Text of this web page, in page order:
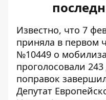
Известно, что 7
приняла в первом
№10449 о
проголосовали
поправок
Депутат